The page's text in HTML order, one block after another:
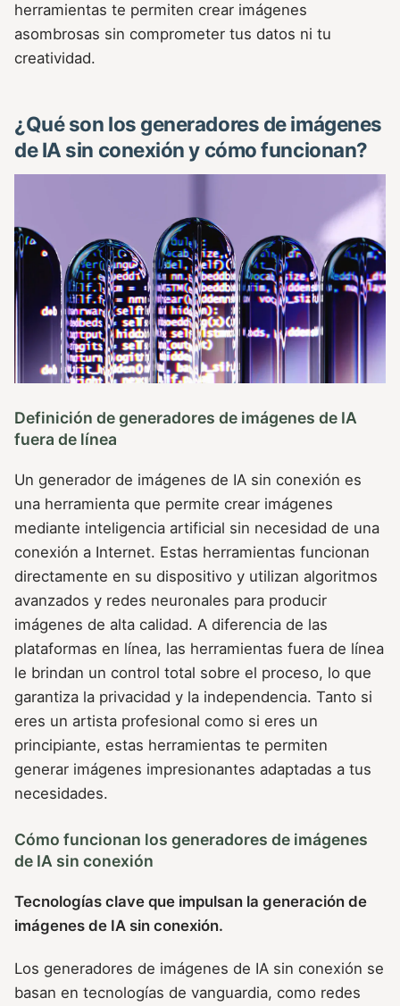
herramientas te permiten crear imágenes
asombrosas sin comprometer tus datos ni tu
creatividad.
¿Qué son los generadores de imágenes
de IA sin conexión y cómo funcionan?
Definición de generadores de imágenes de IA
fuera de línea
Un generador de imágenes de IA sin conexión es
una herramienta que permite crear imágenes
mediante inteligencia artificial sin necesidad de una
conexión a Internet. Estas herramientas funcionan
directamente en su dispositivo y utilizan algoritmos
avanzados y redes neuronales para producir
imágenes de alta calidad. A diferencia de las
plataformas en línea, las herramientas fuera de línea
le brindan un control total sobre el proceso, lo que
garantiza la privacidad y la independencia. Tanto si
eres un artista profesional como si eres un
principiante, estas herramientas te permiten
generar imágenes impresionantes adaptadas a tus
necesidades.
Cómo funcionan los generadores de imágenes
de IA sin conexión
Tecnologías clave que impulsan la generación de
imágenes de IA sin conexión.
Los generadores de imágenes de IA sin conexión se
basan en tecnologías de vanguardia, como redes